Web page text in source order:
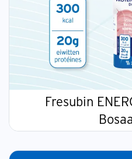
Fresubin